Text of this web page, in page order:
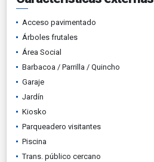
Acceso pavimentado
Árboles frutales
Área Social
Barbacoa / Parrilla / Quincho
Garaje
Jardín
Kiosko
Parqueadero visitantes
Piscina
Trans. público cercano